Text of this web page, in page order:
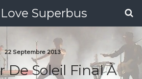
Superbus
22 Septembre 2013
De Soleil Final À